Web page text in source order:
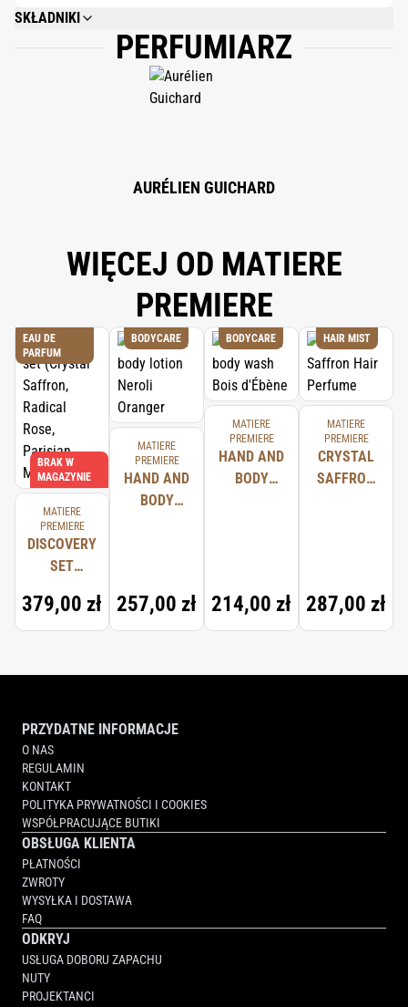
SKŁADNIKI
ALCOHOL DENAT., FRAGRANCE/PARFUM, WATER/AQUA, ALPHA-
ISOMETHYL IONONE, LINALOOL, BHT, LIMONENE.
PERFUMIARZ
AURÉLIEN GUICHARD
WIĘCEJ OD MATIERE
PREMIERE
EAU DE
PARFUM
BRAK W
MAGAZYNIE
MATIERE
PREMIERE
DISCOVERY
SET
SAFFRON,
RADICAL
PARISIAN
379,00 zł
BODYCARE
MATIERE
PREMIERE
HAND AND
BODY
257,00 zł
BODYCARE
MATIERE
PREMIERE
HAND AND
BODY
214,00 zł
HAIR MIST
MATIERE
PREMIERE
CRYSTAL
SAFFRON
287,00 zł
PRZYDATNE INFORMACJE
O NAS
REGULAMIN
KONTAKT
POLITYKA PRYWATNOŚCI I COOKIES
WSPÓŁPRACUJĄCE BUTIKI
OBSŁUGA KLIENTA
PŁATNOŚCI
ZWROTY
WYSYŁKA I DOSTAWA
FAQ
ODKRYJ
USŁUGA DOBORU ZAPACHU
NUTY
PROJEKTANCI